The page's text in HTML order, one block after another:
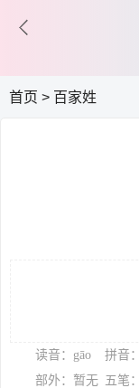
首页 > 百家姓
读音：gāo 拼音
部外：暂无 五笔